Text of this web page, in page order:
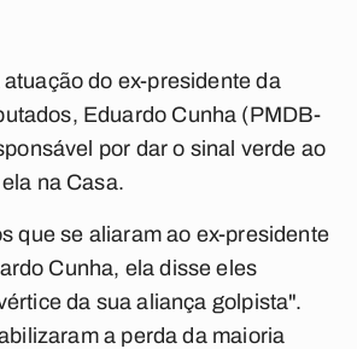
do ex-presidente da
Eduardo Cunha (PMDB-
por dar o sinal verde ao
na Casa.
que se aliaram ao ex-presidente
Cunha, ela disse eles
da sua aliança golpista".
a perda da maioria